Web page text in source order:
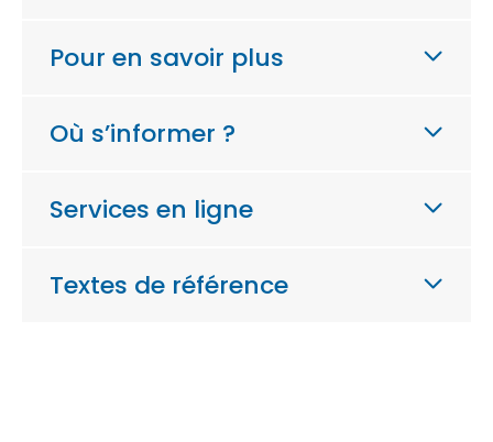
Pour en savoir plus
Où s’informer ?
Services en ligne
Textes de référence